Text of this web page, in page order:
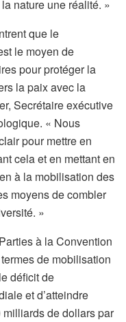
nature une réalité. »
que le
le moyen de
pour protéger la
la paix avec la
Secrétaire exécutive
« Nous
pour mettre en
cela et en mettant en
à la mobilisation des
moyens de combler
»
à la Convention
de mobilisation
déficit de
et d’atteindre
milliards de dollars par